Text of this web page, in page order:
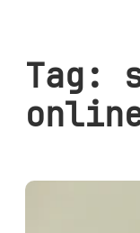
Tag: